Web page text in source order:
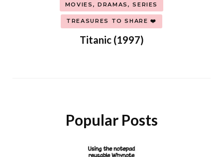
MOVIES, DRAMAS, SERIES
TREASURES TO SHARE ❤️
Titanic (1997)
Popular Posts